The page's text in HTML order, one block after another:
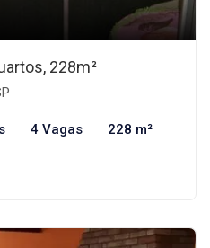
228m²
4 Vagas 228 m²